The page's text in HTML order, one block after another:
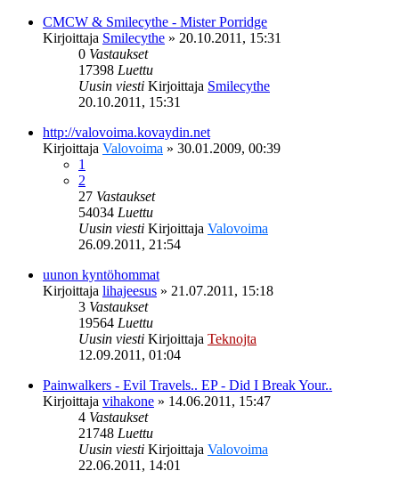
CMCW & Smilecythe - Mister Porridge
Kirjoittaja Smilecythe » 20.10.2011, 15:31
0 Vastaukset
17398 Luettu
Uusin viesti Kirjoittaja Smilecythe
20.10.2011, 15:31
http://valovoima.kovaydin.net
Kirjoittaja Valovoima » 30.01.2009, 00:39
1
2
27 Vastaukset
54034 Luettu
Uusin viesti Kirjoittaja Valovoima
26.09.2011, 21:54
uunon kyntöhommat
Kirjoittaja lihajeesus » 21.07.2011, 15:18
3 Vastaukset
19564 Luettu
Uusin viesti Kirjoittaja Teknojta
12.09.2011, 01:04
Painwalkers - Evil Travels.. EP - Did I Break Your..
Kirjoittaja vihakone » 14.06.2011, 15:47
4 Vastaukset
21748 Luettu
Uusin viesti Kirjoittaja Valovoima
22.06.2011, 14:01